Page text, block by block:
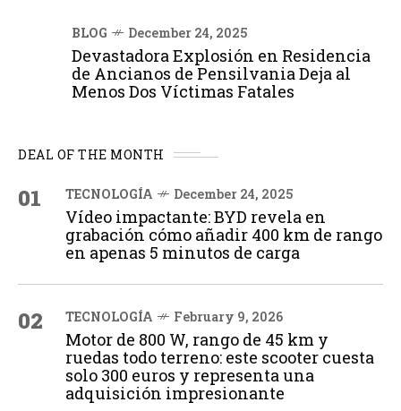
BLOG December 24, 2025
Devastadora Explosión en Residencia
de Ancianos de Pensilvania Deja al
Menos Dos Víctimas Fatales
DEAL OF THE MONTH
01 TECNOLOGÍA December 24, 2025
Vídeo impactante: BYD revela en
grabación cómo añadir 400 km de rango
en apenas 5 minutos de carga
02 TECNOLOGÍA February 9, 2026
Motor de 800 W, rango de 45 km y
ruedas todo terreno: este scooter cuesta
solo 300 euros y representa una
adquisición impresionante